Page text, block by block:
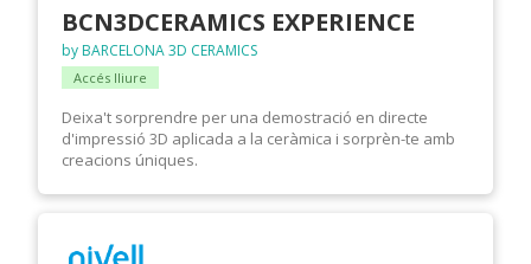
BCN3DCERAMICS EXPERIENCE
by BARCELONA 3D CERAMICS
Accés lliure
Deixa't sorprendre per una demostració en directe
d'impressió 3D aplicada a la ceràmica i sorprèn-te amb
creacions úniques.